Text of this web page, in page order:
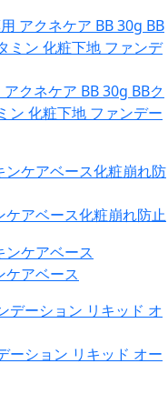
クネケア BB 30g BBク
ン 化粧下地 ファンデー
アベース化粧崩れ防止
アベース
ーション リキッド オー